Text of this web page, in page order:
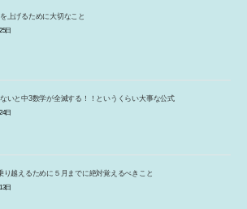
上げるために大切なこと
日
いと中3数学が全滅する！！というくらい大事な公式
日
り越えるために５月までに絶対覚えるべきこと
日